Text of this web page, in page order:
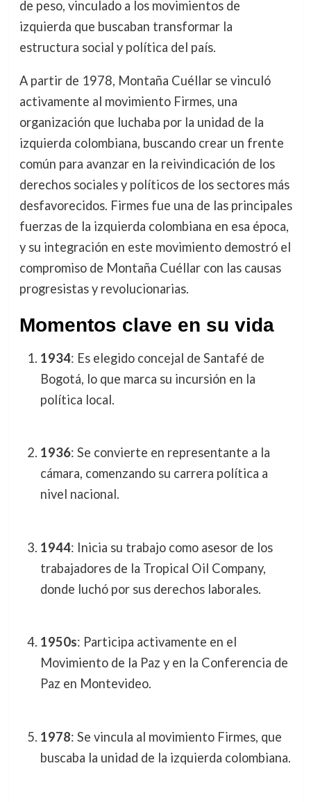
de peso, vinculado a los movimientos de
izquierda que buscaban transformar la
estructura social y política del país.
A partir de 1978, Montaña Cuéllar se vinculó
activamente al movimiento Firmes, una
organización que luchaba por la unidad de la
izquierda colombiana, buscando crear un frente
común para avanzar en la reivindicación de los
derechos sociales y políticos de los sectores más
desfavorecidos. Firmes fue una de las principales
fuerzas de la izquierda colombiana en esa época,
y su integración en este movimiento demostró el
compromiso de Montaña Cuéllar con las causas
progresistas y revolucionarias.
Momentos clave en su vida
1934: Es elegido concejal de Santafé de
Bogotá, lo que marca su incursión en la
política local.
1936: Se convierte en representante a la
cámara, comenzando su carrera política a
nivel nacional.
1944: Inicia su trabajo como asesor de los
trabajadores de la Tropical Oil Company,
donde luchó por sus derechos laborales.
1950s: Participa activamente en el
Movimiento de la Paz y en la Conferencia de
Paz en Montevideo.
1978: Se vincula al movimiento Firmes, que
buscaba la unidad de la izquierda colombiana.